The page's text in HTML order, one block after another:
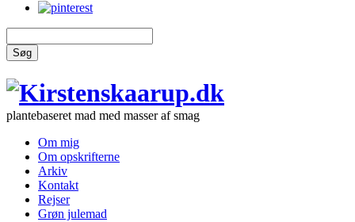
Søg
plantebaseret mad med masser af smag
Om mig
Om opskrifterne
Arkiv
Kontakt
Rejser
Grøn julemad